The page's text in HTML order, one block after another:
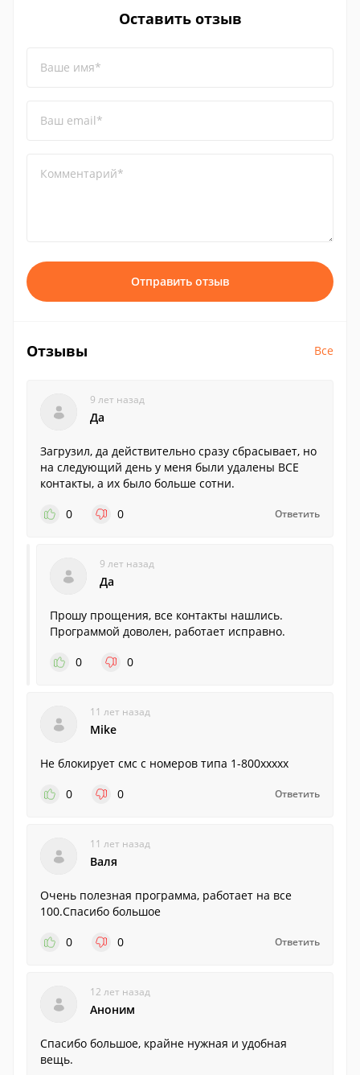
Оставить отзыв
Ваше имя*
Ваш email*
Комментарий*
Отправить отзыв
Отзывы Все
9 лет назад
Да
Загрузил, да действительно сразу сбрасывает, но
на следующий день у меня были удалены ВСЕ
контакты, а их было больше сотни.
0
0 Ответить
9 лет назад
Да
Прошу прощения, все контакты нашлись.
Программой доволен, работает исправно.
0
0
11 лет назад
Mike
Не блокирует смс с номеров типа 1-800ххххх
0
0 Ответить
11 лет назад
Валя
Очень полезная программа, работает на все
100.Спасибо большое
0
0 Ответить
12 лет назад
Аноним
Спасибо большое, крайне нужная и удобная
вещь.